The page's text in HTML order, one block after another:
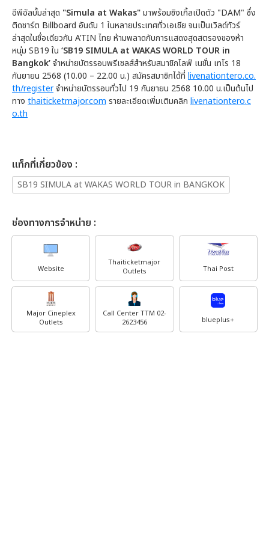
อีพีอัลบั้มล่าสุด "Simula at Wakas"มาพร้อมซิงเกิ้ลเปิดตัว "DAM" ซึ่ง
ติดชาร์ต Billboard อันดับ 1 ในหลายประเทศทั่วเอเชีย จนเป็นเวิลด์ทัวร์
ล่าสุดในชื่อเดียวกัน A’TIN ไทย ห้ามพลาดกับการแสดงสุดสตรองของห้า
หนุ่ม SB19 ใน ‘SB19 SIMULA at WAKAS WORLD TOUR in
Bangkok’จำหน่ายบัตรรอบพรีเซลส์สำหรับสมาชิกไลฟ์ เนชั่น เทโร 18
กันยายน 2568 (10.00 – 22.00 น.) สมัครสมาชิกได้ที่ livenationtero.co.
th/registerจำหน่ายบัตรรอบทั่วไป 19 กันยายน 2568 10.00 น.เป็นต้นไป
ทาง thaiticketmajor.com รายละเอียดเพิ่มเติมคลิก livenationtero.c
o.th
เเท็กที่เกี่ยวข้อง :
SB19 SIMULA at WAKAS WORLD TOUR in BANGKOK
ช่องทางการจำหน่าย :
Website
Thaiticketmajor
Outlets
Thai Post
Major Cineplex
Outlets
Call Center TTM 02-
2623456
blueplus+